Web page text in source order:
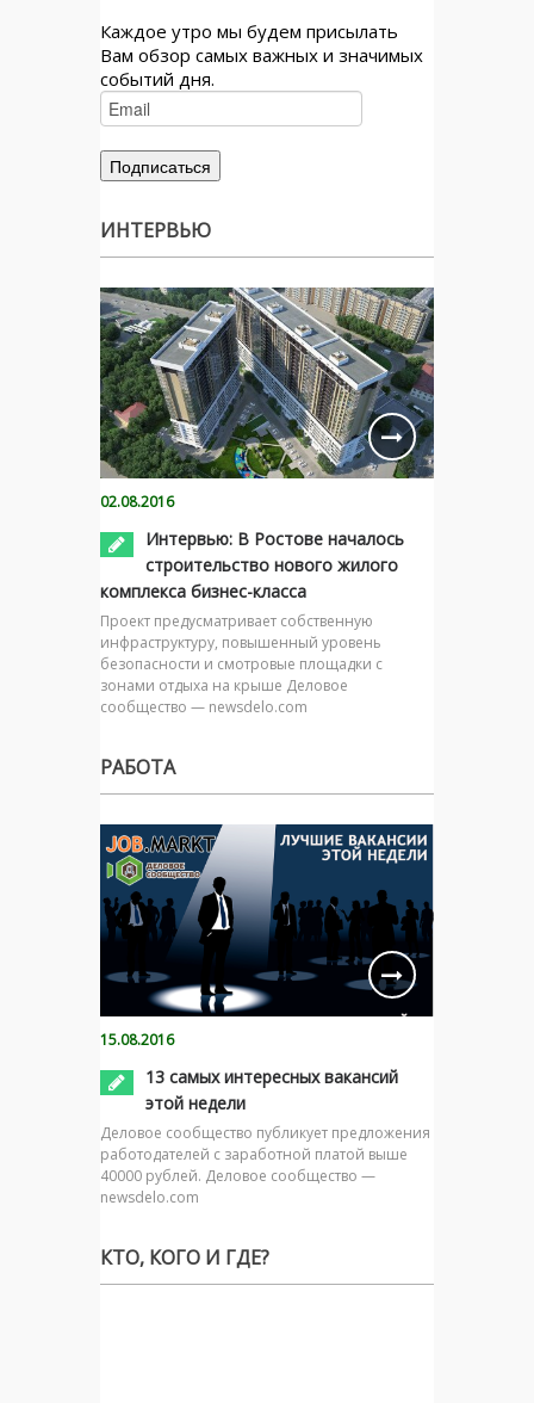
Каждое утро мы будем присылать
Вам обзор самых важных и значимых
событий дня.
ИНТЕРВЬЮ
02.08.2016
Интервью: В Ростове началось
строительство нового жилого
комплекса бизнес-класса
Проект предусматривает собственную
инфраструктуру, повышенный уровень
безопасности и смотровые площадки с
зонами отдыха на крыше Деловое
сообщество — newsdelo.com
РАБОТА
15.08.2016
13 самых интересных вакансий
этой недели
Деловое сообщество публикует предложения
работодателей с заработной платой выше
40000 рублей. Деловое сообщество —
newsdelo.com
КТО, КОГО И ГДЕ?